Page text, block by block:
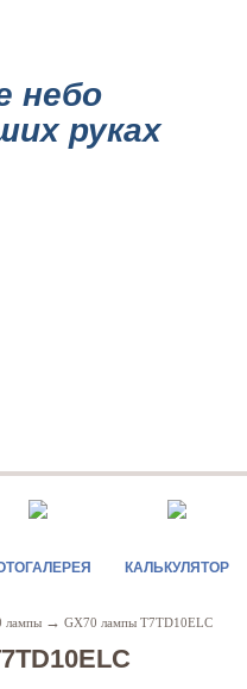
небо
руках
КАЛЬКУЛЯТОР
лампы → GX70 лампы T7TD10ELC